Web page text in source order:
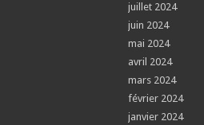
juillet 2024
juin 2024
mai 2024
avril 2024
mars 2024
février 2024
janvier 2024